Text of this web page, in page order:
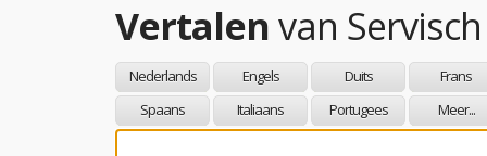
Vertalenvan Servisch
Nederlands Engels Duits
Frans
Spaans
Italiaans Portugees Meer...